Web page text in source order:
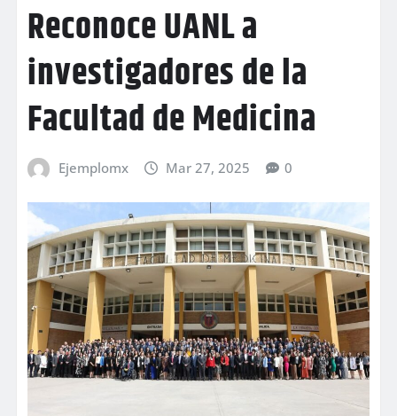
Reconoce UANL a
investigadores de la
Facultad de Medicina
Ejemplomx Mar 27, 2025 0